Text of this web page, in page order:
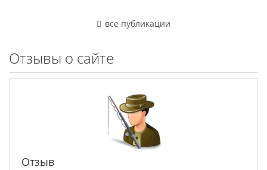
все публикации
Отзывы о сайте
Отзыв